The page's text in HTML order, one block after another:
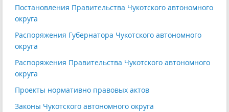
Постановления Правительства Чукотского автономного
округа
Распоряжения Губернатора Чукотского автономного
округа
Распоряжения Правительства Чукотского автономного
округа
Проекты нормативно правовых актов
Законы Чукотского автономного округа